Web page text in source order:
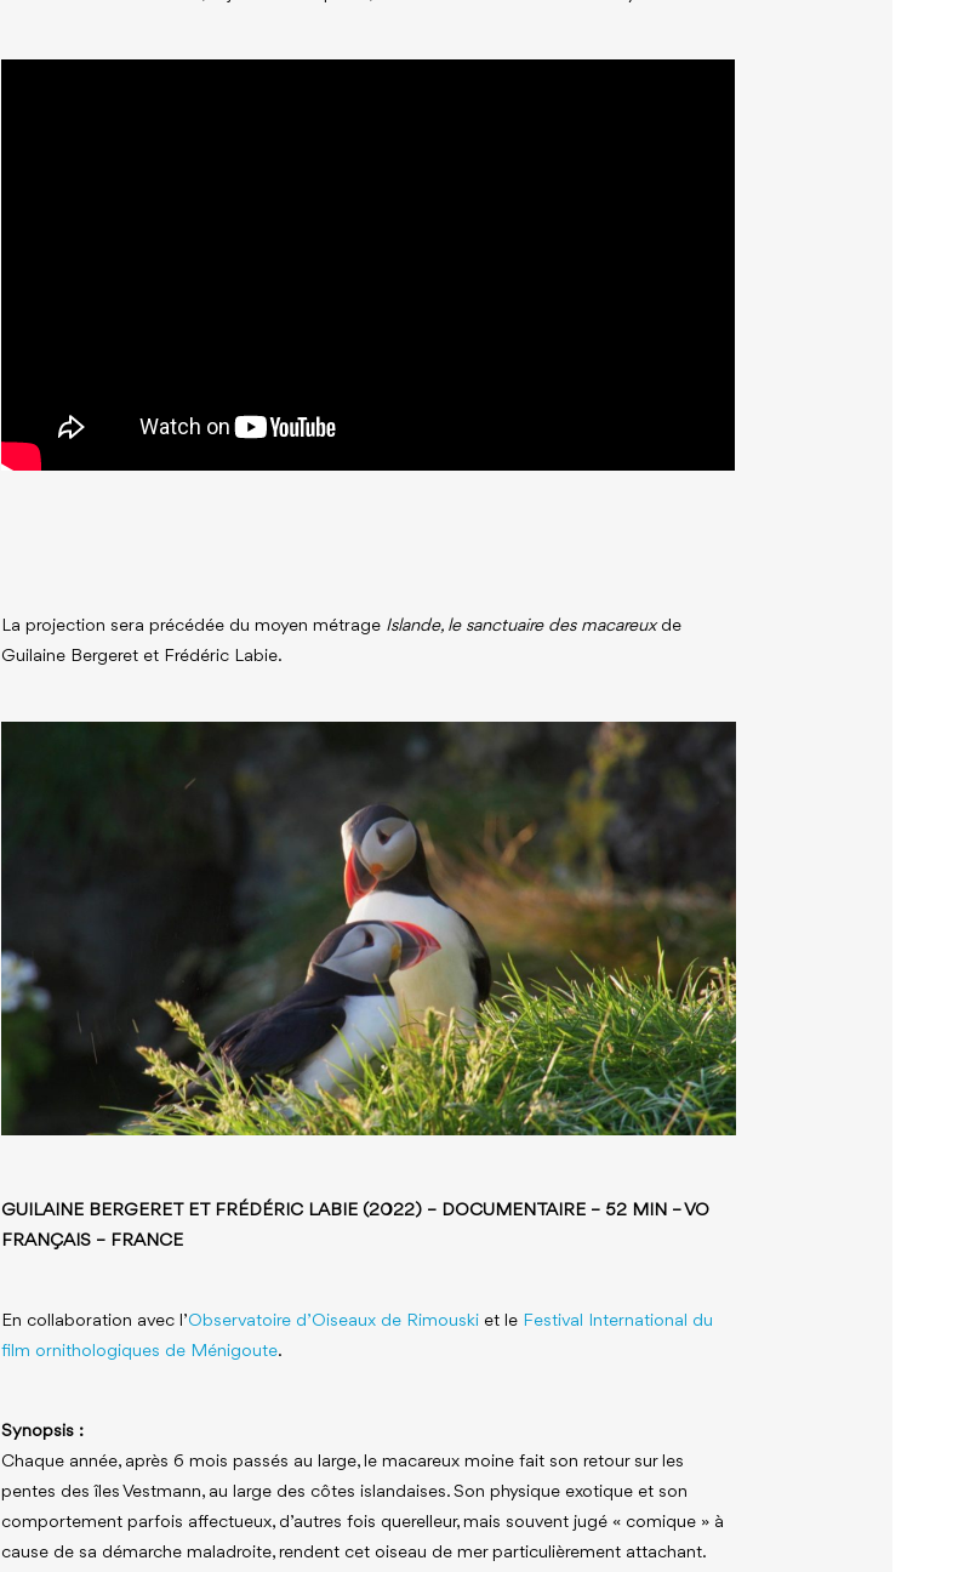
La projection sera précédée du moyen métrage Islande, le sanctuaire des macareuxde
Guilaine Bergeret et Frédéric Labie.
GUILAINE BERGERET ET FRÉDÉRIC LABIE (2022) – DOCUMENTAIRE – 52 MIN – VO
FRANÇAIS – FRANCE
En collaboration avec l’Observatoire d’Oiseaux de Rimouski et le Festival International du
film ornithologiques de Ménigoute.
Synopsis :
Chaque année, après 6 mois passés au large, le macareux moine fait son retour sur les
pentes des îles Vestmann, au large des côtes islandaises. Son physique exotique et son
comportement parfois affectueux, d’autres fois querelleur, mais souvent jugé « comique » à
cause de sa démarche maladroite, rendent cet oiseau de mer particulièrement attachant.